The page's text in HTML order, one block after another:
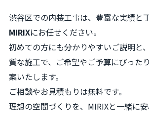
渋谷区での内装工事は、豊富な実績と
MIRIXにお任せください。
初めての方にも分かりやすいご説明と
質な施工で、ご希望やご予算にぴった
案いたします。
ご相談やお見積もりは無料です。
理想の空間づくりを、MIRIXと一緒に